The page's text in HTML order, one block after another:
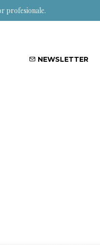
profesionale.
NEWSLETTER